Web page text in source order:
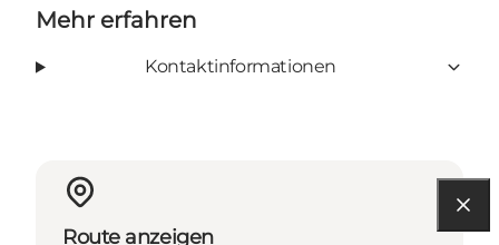
Mehr erfahren
Kontaktinformationen
Route anzeigen